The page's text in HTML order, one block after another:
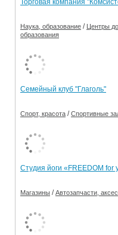
Торговая компания
Наука, образование / Центры
образования
Семейный клуб "Глаголь"
Спорт, красота /Спортивные
Студия йоги «FREEDOM for
Магазины /Автозапчасти,